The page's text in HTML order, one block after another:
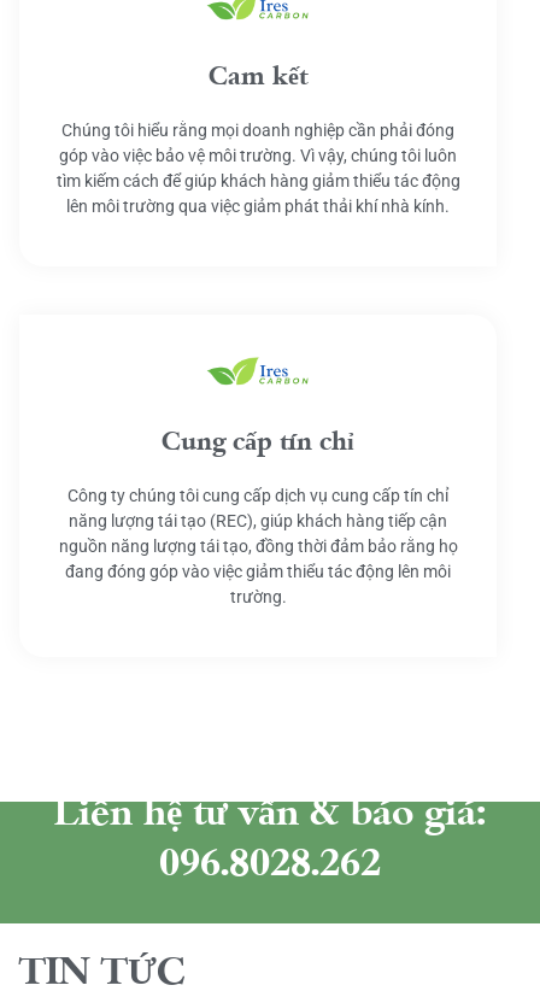
Cam kết
Chúng tôi hiểu rằng mọi doanh nghiệp cần phải đóng
góp vào việc bảo vệ môi trường. Vì vậy, chúng tôi luôn
tìm kiếm cách để giúp khách hàng giảm thiểu tác động
lên môi trường qua việc giảm phát thải khí nhà kính.
Cung cấp tín chỉ
Công ty chúng tôi cung cấp dịch vụ cung cấp tín chỉ
năng lượng tái tạo (REC), giúp khách hàng tiếp cận
nguồn năng lượng tái tạo, đồng thời đảm bảo rằng họ
đang đóng góp vào việc giảm thiểu tác động lên môi
trường.
Liên hệ tư vấn & báo giá:
096.8028.262
TIN TỨC